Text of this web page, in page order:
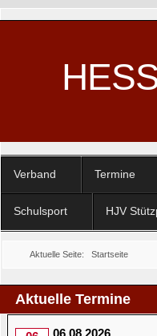
Verband Termine
Schulsport HJV
Aktuelle Seite: Startseite
Aktuelle Termine
06.08.2026